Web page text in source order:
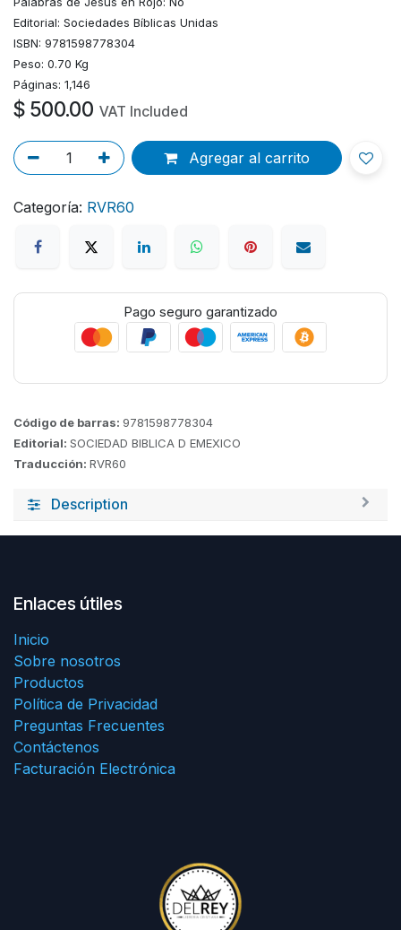
Editorial: Sociedades Bíblicas Unidas
ISBN: 9781598778304
Peso: 0.70 Kg
Páginas: 1,146
$ 500.00 VAT Included
Agregar al carrito
Categoría: RVR60
Pago seguro garantizado
Código de barras: 9781598778304
Editorial: SOCIEDAD BIBLICA D EMEXICO
Traducción: RVR60
Description
Enlaces útiles
Inicio
Sobre nosotros
Productos
Política de Privacidad
Preguntas Frecuentes
Contáctenos
Facturación Electrónica